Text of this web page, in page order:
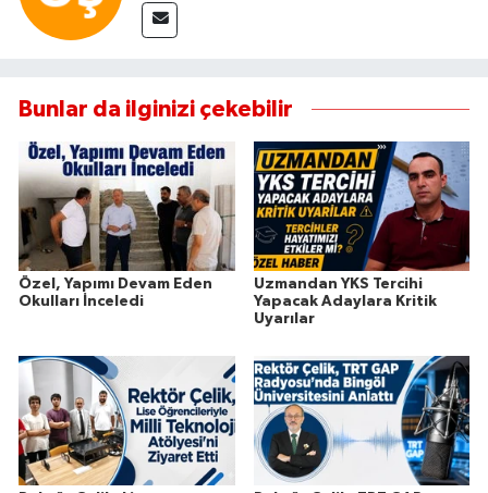
Bunlar da ilginizi çekebilir
Özel, Yapımı Devam Eden
Okulları İnceledi
Uzmandan YKS Tercihi
Yapacak Adaylara Kritik
Uyarılar